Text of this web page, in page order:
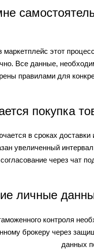
маркетплейс этот
Все данные,
правилами для
покупка
в сроках
увеличенный
через чат
личные
контроля
брокеру через
данных